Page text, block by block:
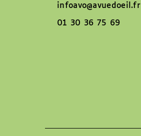
infoavo@avuedoeil.fr
01 30 36 75 69